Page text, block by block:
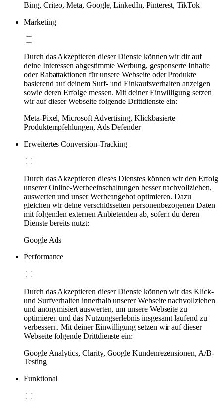
Bing, Criteo, Meta, Google, LinkedIn, Pinterest, TikTok
Marketing
Durch das Akzeptieren dieser Dienste können wir dir auf
deine Interessen abgestimmte Werbung, gesponserte Inhalte
oder Rabattaktionen für unsere Webseite oder Produkte
basierend auf deinem Surf- und Einkaufsverhalten anzeigen
sowie deren Erfolge messen. Mit deiner Einwilligung setzen
wir auf dieser Webseite folgende Drittdienste ein:
Meta-Pixel, Microsoft Advertising, Klickbasierte
Produktempfehlungen, Ads Defender
Erweitertes Conversion-Tracking
Durch das Akzeptieren dieses Dienstes können wir den Erfolg
unserer Online-Werbeeinschaltungen besser nachvollziehen,
auswerten und unser Werbeangebot optimieren. Dazu
gleichen wir deine verschlüsselten personenbezogenen Daten
mit folgenden externen Anbietenden ab, sofern du deren
Dienste bereits nutzt:
Google Ads
Performance
Durch das Akzeptieren dieser Dienste können wir das Klick-
und Surfverhalten innerhalb unserer Webseite nachvollziehen
und anonymisiert auswerten, um unsere Webseite zu
optimieren und das Nutzungserlebnis insgesamt laufend zu
verbessern. Mit deiner Einwilligung setzen wir auf dieser
Webseite folgende Drittdienste ein:
Google Analytics, Clarity, Google Kundenrezensionen, A/B-
Testing
Funktional